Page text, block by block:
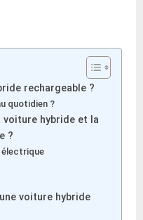
rechargeable ?
quotidien ?
hybride et la
?
électrique
voiture hybride